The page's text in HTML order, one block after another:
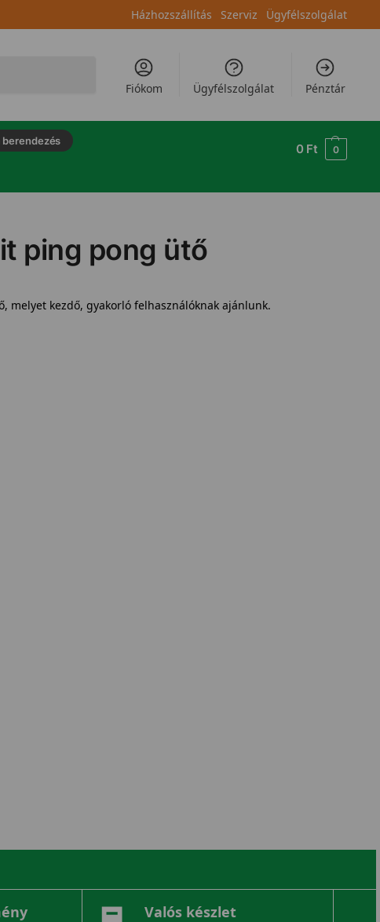
Házhozszállítás Szerviz Ügyfélszolgálat
Fiókom Ügyfélszolgálat Pénztár
0 Ft 0
ping pong ütő
melyet kezdő, gyakorló felhasználóknak ajánlunk.
Valós készlet